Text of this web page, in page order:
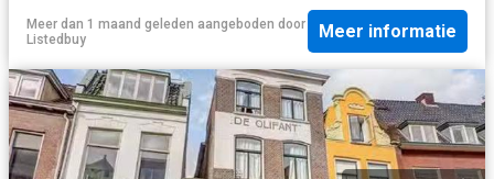
Meer dan 1 maand geleden aangeboden door
Listedbuy
Meer informatie